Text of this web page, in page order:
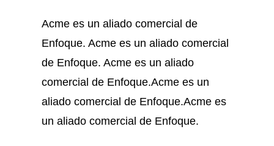
Acme es un aliado comercial de
Enfoque. Acme es un aliado comercial
de Enfoque. Acme es un aliado
comercial de Enfoque.Acme es un
aliado comercial de Enfoque.Acme es
un aliado comercial de Enfoque.